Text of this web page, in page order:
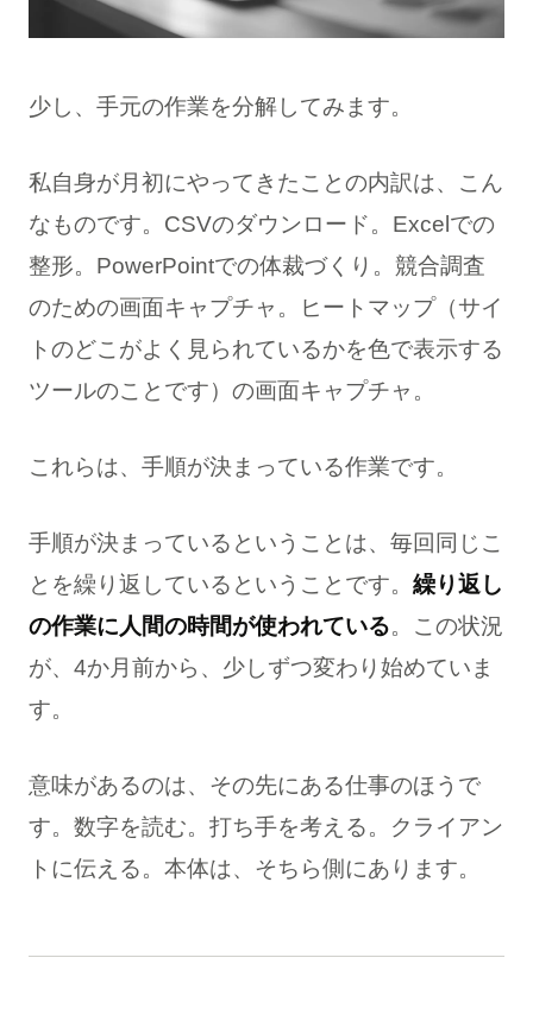
少し、手元の作業を分解してみます。
私自身が月初にやってきたことの内訳は、こん
なものです。CSVのダウンロード。Excelでの
整形。PowerPointでの体裁づくり。競合調査
のための画面キャプチャ。ヒートマップ（サイ
トのどこがよく見られているかを色で表示する
ツールのことです）の画面キャプチャ。
これらは、手順が決まっている作業です。
手順が決まっているということは、毎回同じこ
とを繰り返しているということです。 繰り返し
の作業に人間の時間が使われている。この状況
が、4か月前から、少しずつ変わり始めていま
す。
意味があるのは、その先にある仕事のほうで
す。数字を読む。打ち手を考える。クライアン
トに伝える。本体は、そちら側にあります。